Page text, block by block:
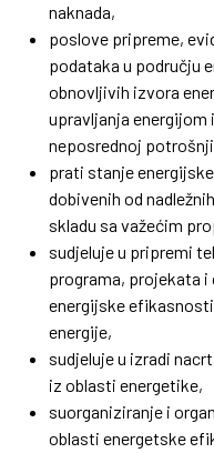
naknada,
poslove pripreme,
podataka u području
obnovljivih izvora
upravljanja
neposrednoj
prati stanje
dobivenih od
skladu sa važećim
sudjeluje u pripremi
programa, projekata
energijske
energije,
sudjeluje u izradi
iz oblasti energetike,
suorganiziranje i
oblasti energetske